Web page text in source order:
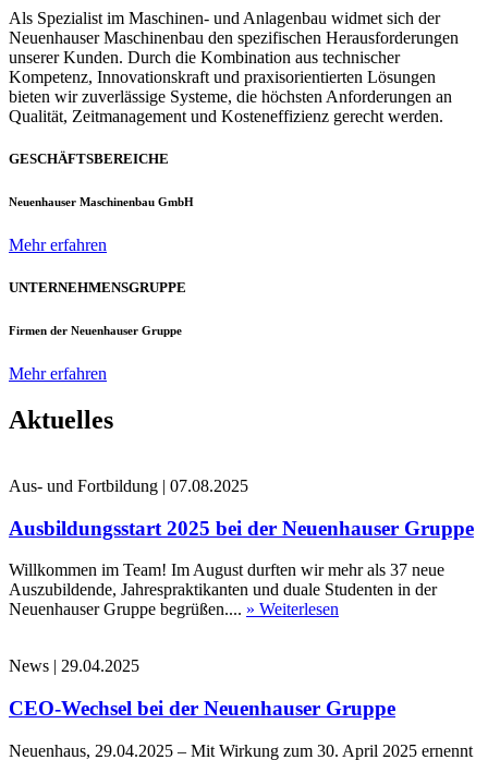
Als Spezialist im Maschinen- und Anlagenbau widmet sich der
Neuenhauser Maschinenbau den spezifischen Herausforderungen
unserer Kunden. Durch die Kombination aus technischer
Kompetenz, Innovationskraft und praxisorientierten Lösungen
bieten wir zuverlässige Systeme, die höchsten Anforderungen an
Qualität, Zeitmanagement und Kosteneffizienz gerecht werden.
GESCHÄFTSBEREICHE
Neuenhauser Maschinenbau GmbH
Mehr erfahren
UNTERNEHMENSGRUPPE
Firmen der Neuenhauser Gruppe
Mehr erfahren
Aktuelles
Aus- und Fortbildung | 07.08.2025
Ausbildungsstart 2025 bei der Neuenhauser Gruppe
Willkommen im Team! Im August durften wir mehr als 37 neue
Auszubildende, Jahrespraktikanten und duale Studenten in der
Neuenhauser Gruppe begrüßen.... » Weiterlesen
News | 29.04.2025
CEO-Wechsel bei der Neuenhauser Gruppe
Neuenhaus, 29.04.2025 – Mit Wirkung zum 30. April 2025 ernennt